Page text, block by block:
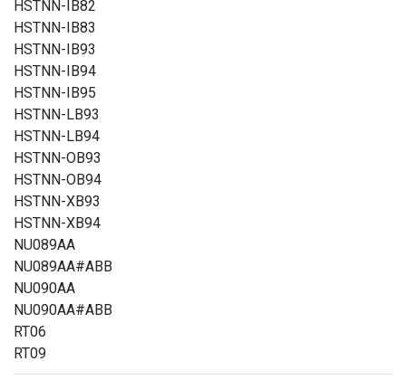
HSTNN-IB82
HSTNN-IB83
HSTNN-IB93
HSTNN-IB94
HSTNN-IB95
HSTNN-LB93
HSTNN-LB94
HSTNN-OB93
HSTNN-OB94
HSTNN-XB93
HSTNN-XB94
NU089AA
NU089AA#ABB
NU090AA
NU090AA#ABB
RT06
RT09